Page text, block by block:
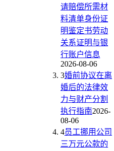
请赔偿所需材
料清单身份证
明鉴定书劳动
关系证明与银
行账户信息
2026-08-06
3婚前协议在离
婚后的法律效
力与财产分割
执行指南2026-
08-06
4员工挪用公司
三万元公款的